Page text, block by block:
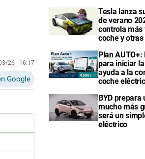
26 | 16:17
Google
Tesla lanza
de verano
controla más
coche y
Plan
para iniciar
ayuda a la
coche
BYD prepara
mucho más
será un
eléctrico